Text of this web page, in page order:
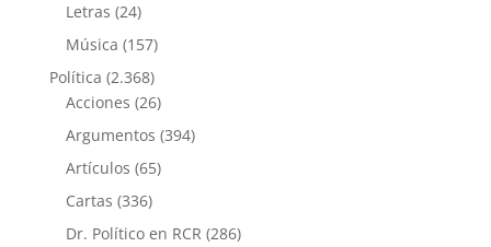
Letras (24)
Música (157)
Política (2.368)
Acciones (26)
Argumentos (394)
Artículos (65)
Cartas (336)
Dr. Político en RCR (286)